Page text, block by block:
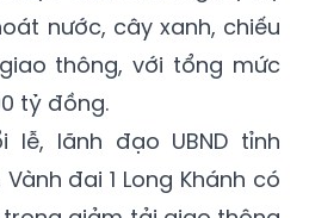
nước, cây xanh, chiếu
thông, với tổng mức
tỷ đồng.
lễ, lãnh đạo UBND tỉnh
đai 1 Long Khánh có